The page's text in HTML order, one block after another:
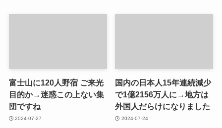
富士山に120人野宿 ご来光
目的か→迷惑この上ない集
団ですね
2024-07-27
国内の日本人15年連続減少
で1億2156万人に→地方は
外国人だらけになりました
2024-07-24